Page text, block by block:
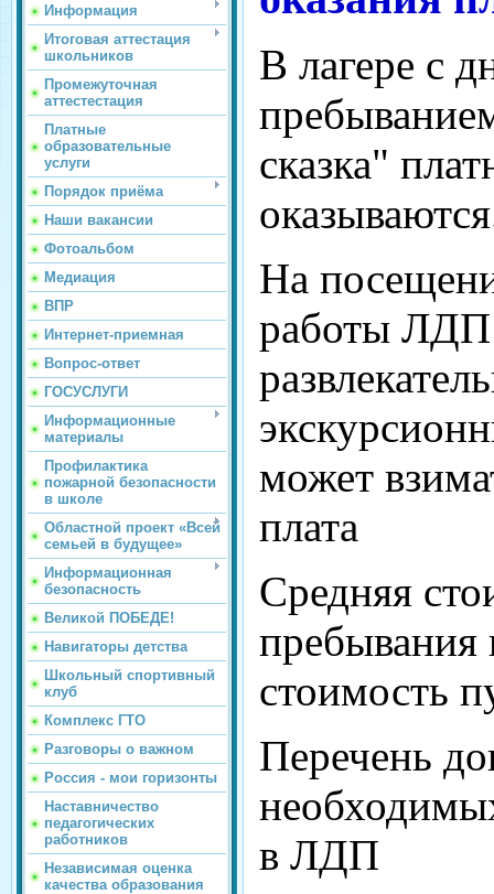
Информация
Итоговая аттестация
школьников
Промежуточная
аттестестация
Платные
образовательные
услуги
Порядок приёма
Наши вакансии
Фотоальбом
Медиация
ВПР
Интернет-приемная
Вопрос-ответ
ГОСУСЛУГИ
Информационные
материалы
Профилактика
пожарной безопасности
в школе
Областной проект «Всей
семьей в будущее»
Информационная
безопасность
Великой ПОБЕДЕ!
Навигаторы детства
Школьный спортивный
клуб
Комплекс ГТО
Разговоры о важном
Россия - мои горизонты
Наставничество
педагогических
работников
Независимая оценка
качества образования
В лагере с
сказка"
На
работы ЛДП
может
плата
Средняя
стоимость
Перечень
в ЛДП